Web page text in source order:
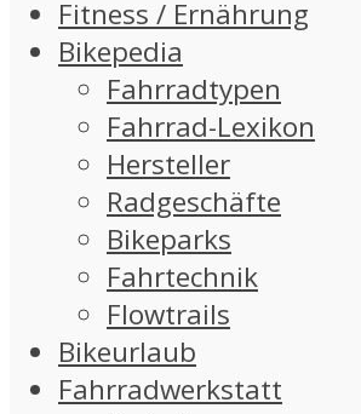
Fitness / Ernährung
Bikepedia
Fahrradtypen
Fahrrad-Lexikon
Hersteller
Radgeschäfte
Bikeparks
Fahrtechnik
Flowtrails
Bikeurlaub
Fahrradwerkstatt